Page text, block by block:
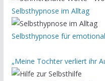
Selbsthypnose im Alltag
Selbsthypnose für
„Meine Tochter verliert ihr